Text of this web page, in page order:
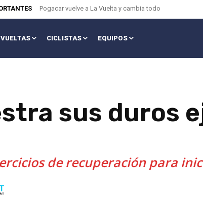
Pogacar vuelve a La Vuelta y cambia todo
CICLISTAS EQUIPOS
sus duros
de recuperación para